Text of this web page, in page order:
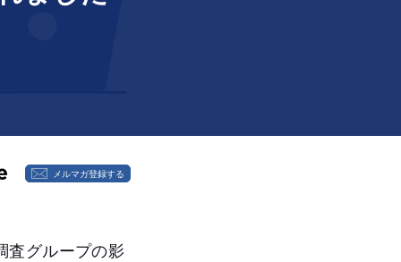
メルマガ登録する
査グループの影